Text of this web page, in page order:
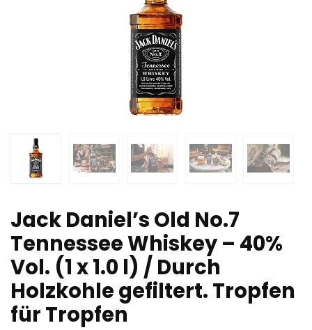
Jack Daniel’s Old No.7
Tennessee Whiskey – 40%
Vol. (1 x 1.0 l) / Durch
Holzkohle gefiltert. Tropfen
für Tropfen